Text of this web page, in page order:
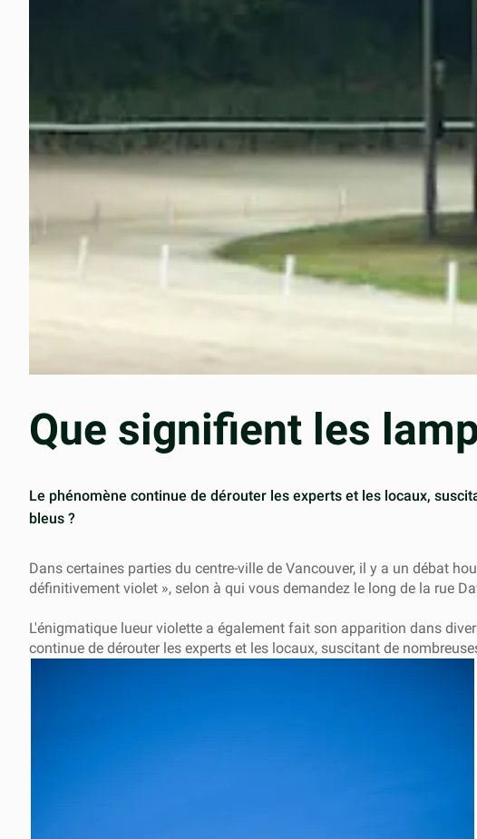
Que signifient les
Le phénomène continue de dérouter les experts et les locaux,
bleus ?
Dans certaines parties du centre-ville de Vancouver, il y a un débat
définitivement violet », selon à qui vous demandez le long de la rue
L'énigmatique lueur violette a également fait son apparition dans
continue de dérouter les experts et les locaux, suscitant de